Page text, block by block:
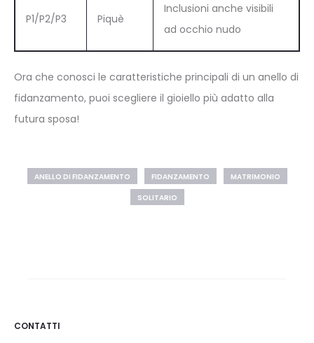
P1/P2/P3 Piquè
Inclusioni anche visibili
ad occhio nudo
Ora che conosci le caratteristiche principali di un anello di
fidanzamento, puoi scegliere il gioiello più adatto alla
futura sposa!
ANELLO DI FIDANZAMENTO FIDANZAMENTO
MATRIMONIO
SOLITARIO
CONTATTI